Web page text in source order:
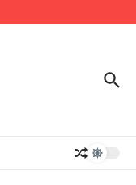
Transfer Antar Bank